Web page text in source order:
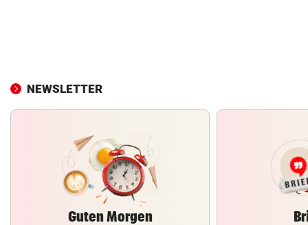
NEWSLETTER
Guten Morgen